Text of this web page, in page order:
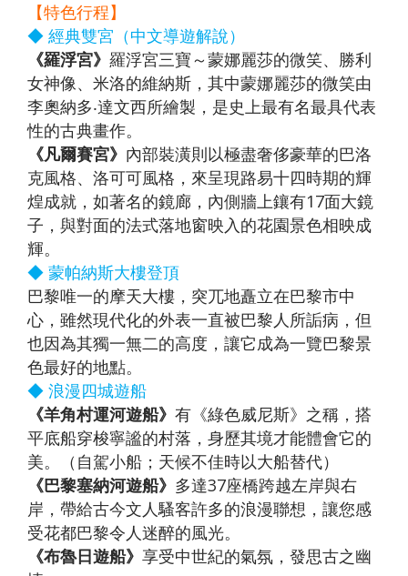
【特色行程】
◆ 經典雙宮（中文導遊解說）
《羅浮宮》 羅浮宮三寶～蒙娜麗莎的微笑、勝利
女神像、米洛的維納斯，其中蒙娜麗莎的微笑由
李奧納多‧達文西所繪製，是史上最有名最具代表
性的古典畫作。
《凡爾賽宮》 內部裝潢則以極盡奢侈豪華的巴洛
克風格、洛可可風格，來呈現路易十四時期的輝
煌成就，如著名的鏡廊，內側牆上鑲有17面大鏡
子，與對面的法式落地窗映入的花園景色相映成
輝。
◆ 蒙帕納斯大樓登頂
巴黎唯一的摩天大樓，突兀地矗立在巴黎市中
心，雖然現代化的外表一直被巴黎人所詬病，但
也因為其獨一無二的高度，讓它成為一覽巴黎景
色最好的地點。
◆ 浪漫四城遊船
《羊角村運河遊船》 有《綠色威尼斯》之稱，搭
平底船穿梭寧謐的村落，身歷其境才能體會它的
美。（自駕小船；天候不佳時以大船替代）
《巴黎塞納河遊船》 多達37座橋跨越左岸與右
岸，帶給古今文人騷客許多的浪漫聯想，讓您感
受花都巴黎令人迷醉的風光。
《布魯日遊船》 享受中世紀的氣氛，發思古之幽